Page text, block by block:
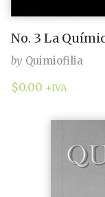
No. 3 La
by Quimiofilia
$0.00 +IVA